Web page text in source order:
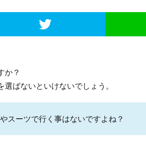
か？
ばないといけないでしょう。
スーツで行く事はないですよね？